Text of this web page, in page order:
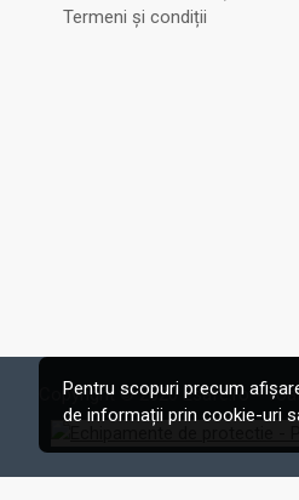
Termeni și condiții
Copyright © 2020 Esafe.ro -
Pentru scopuri precum
de informații prin cookie-uri